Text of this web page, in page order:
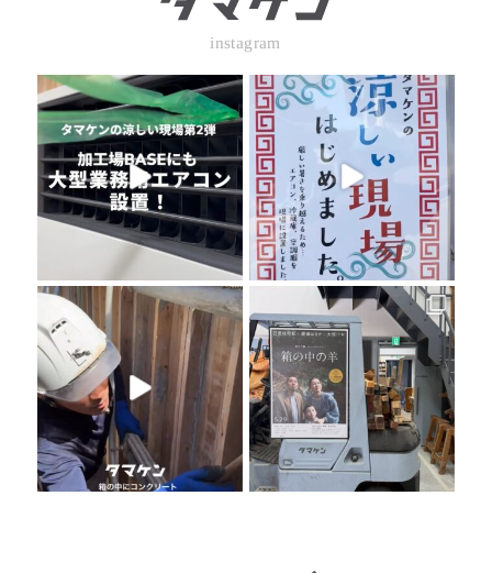
instagram